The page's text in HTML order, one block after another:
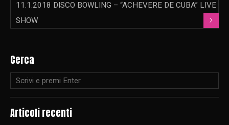
11.1.2018 DISCO BOWLING – “ACHEVERE DE CUBA” LIVE
SHOW
Cerca
Articoli recenti